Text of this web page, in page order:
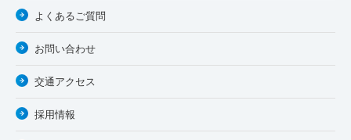
よくあるご質問
お問い合わせ
交通アクセス
採用情報